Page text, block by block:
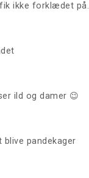
ikke forklædet på.
ild og damer 😉
pandekager